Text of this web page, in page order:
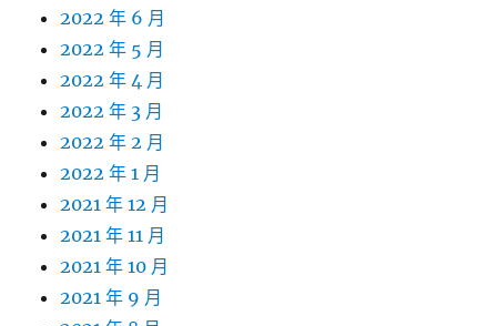
2022 年 6 月
2022 年 5 月
2022 年 4 月
2022 年 3 月
2022 年 2 月
2022 年 1 月
2021 年 12 月
2021 年 11 月
2021 年 10 月
2021 年 9 月